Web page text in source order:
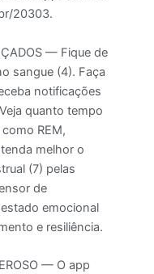
20303.
— Fique de
sangue (4). Faça
notificações
quanto tempo
REM,
melhor o
(7) pelas
de
emocional
e resiliência.
— O app